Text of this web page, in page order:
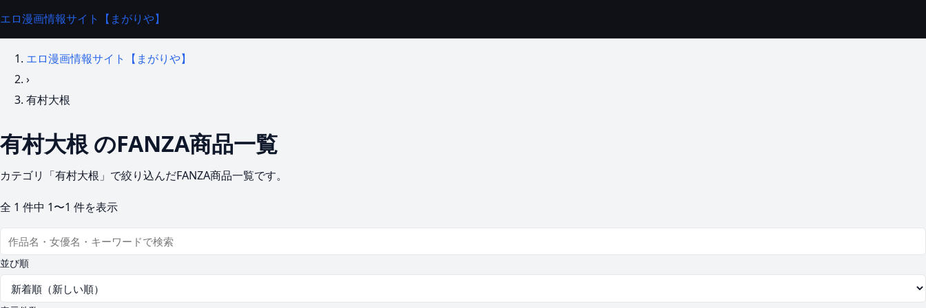
エロ漫画情報サイト【まがりや】
エロ漫画情報サイト【まがりや】
›
有村大根
有村大根 のFANZA商品一覧
カテゴリ「有村大根」で絞り込んだFANZA商品一覧です。
全 1 件中 1〜1 件を表示
並び順